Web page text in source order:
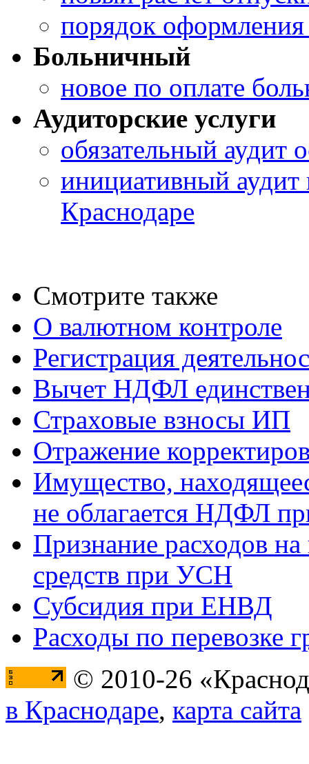
порядок оформления
Больничный
новое по оплате
Аудиторские услуги
обязательный аудит
инициативный
Краснодаре
Смотрите также
О валютном контроле
Регистрация
Вычет НДФЛ
Страховые взносы ИП
Отражение
Имущество,
не облагается НДФЛ
Признание расходов
средств при УСН
Субсидия при ЕНВД
Расходы по перевозке
© 2010-26
в Краснодаре, карта сайта